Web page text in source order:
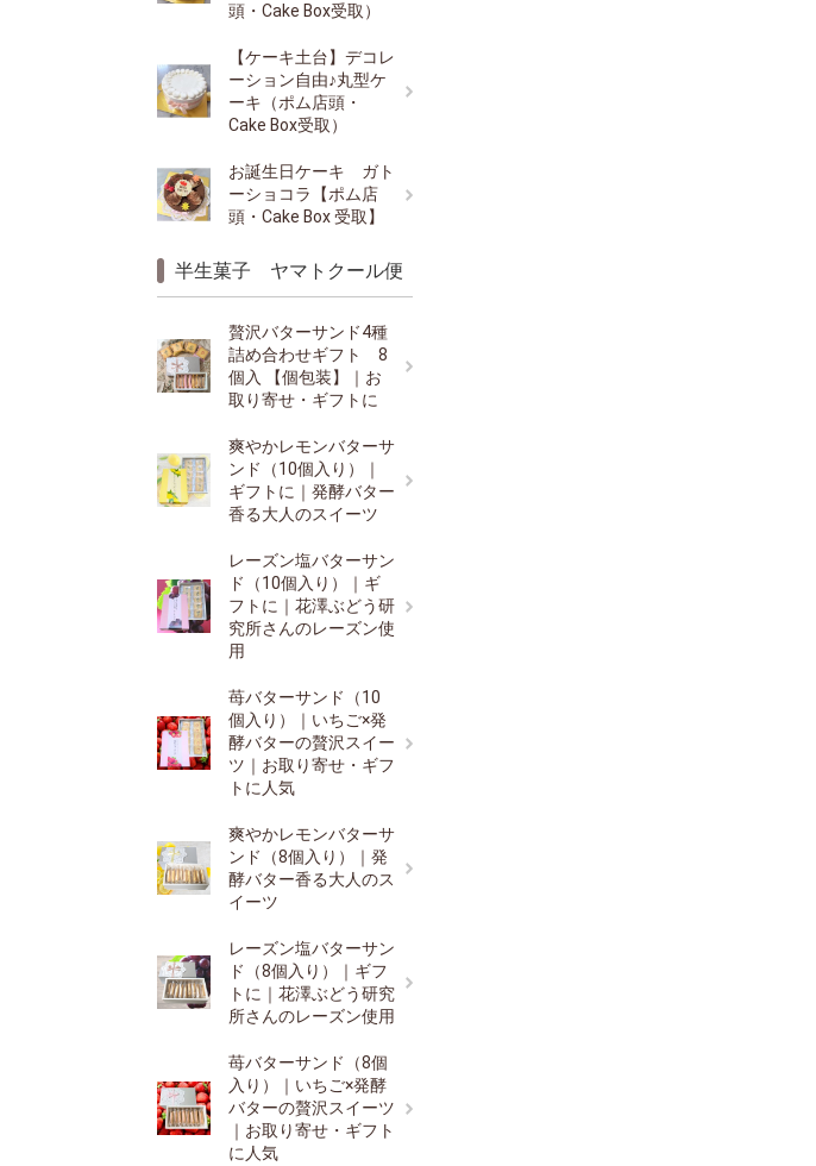
頭・Cake Box受取）
【ケーキ土台】デコレ
ーション自由♪丸型ケ
ーキ（ポム店頭・
Cake Box受取）
お誕生日ケーキ ガト
ーショコラ【ポム店
頭・Cake Box 受取】
半生菓子 ヤマトクール便
贅沢バターサンド4種
詰め合わせギフト 8
個入 【個包装】｜お
取り寄せ・ギフトに
爽やかレモンバターサ
ンド（10個入り）｜
ギフトに｜発酵バター
香る大人のスイーツ
レーズン塩バターサン
ド（10個入り）｜ギ
フトに｜花澤ぶどう研
究所さんのレーズン使
用
苺バターサンド（10
個入り）｜いちご×発
酵バターの贅沢スイー
ツ｜お取り寄せ・ギフ
トに人気
爽やかレモンバターサ
ンド（8個入り）｜発
酵バター香る大人のス
イーツ
レーズン塩バターサン
ド（8個入り）｜ギフ
トに｜花澤ぶどう研究
所さんのレーズン使用
苺バターサンド（8個
入り）｜いちご×発酵
バターの贅沢スイーツ
｜お取り寄せ・ギフト
に人気